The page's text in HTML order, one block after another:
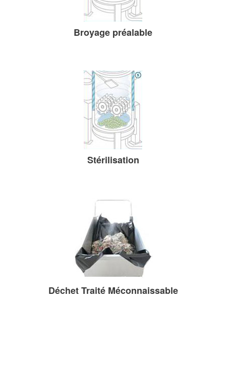
Broyage préalable
Stérilisation
Déchet Traité Méconnaissable